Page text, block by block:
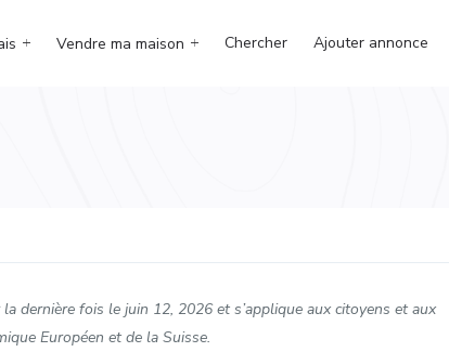
Vendre ma maison Chercher Ajouter annonce
dernière fois le juin 12, 2026 et s’applique aux citoyens et aux
Européen et de la Suisse.